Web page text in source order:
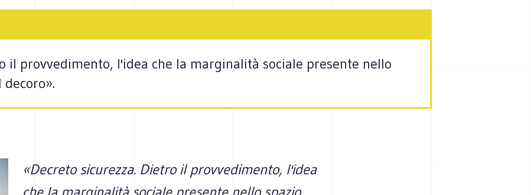
il provvedimento, l'idea che la marginalità sociale presente nello
«Decreto sicurezza. Dietro il provvedimento, l'idea